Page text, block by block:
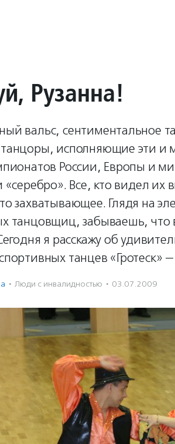
Рузанна!
вальс, сентиментальное
исполняющие эти и
России, Европы и
«серебро». Все, кто видел их
захватывающее. Глядя на
танцовщиц, забываешь,
я расскажу об
танцев «Гротеск» —
· Люди с инвалидностью · 03.07.2009